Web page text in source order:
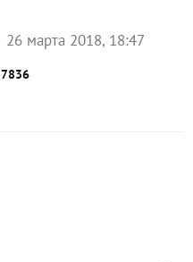
26 марта 2018, 18:47
7836